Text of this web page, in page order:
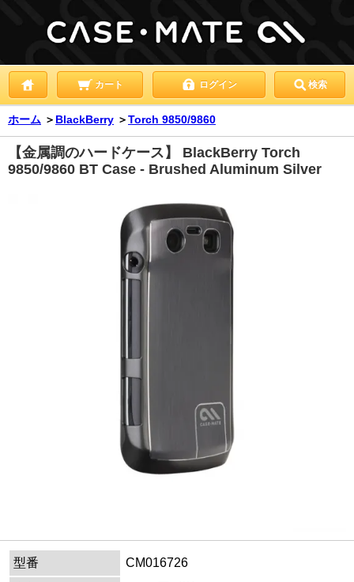
カート ログイン 検索
ホーム ＞ BlackBerry ＞Torch 9850/9860
【金属調のハードケース】 BlackBerry Torch
9850/9860 BT Case - Brushed Aluminum Silver
型番
CM016726